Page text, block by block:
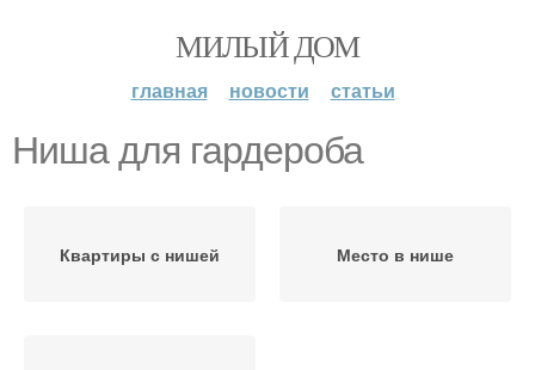
МИЛЫЙ ДОМ
главная новости статьи
Ниша для гардероба
Квартиры с нишей Место в нише